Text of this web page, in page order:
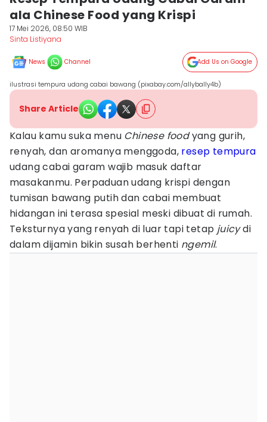
ala Chinese Food yang Krispi
17 Mei 2026, 08:50 WIB
Sinta Listiyana
News Channel Add Us on Google
ilustrasi tempura udang cabai bawang (pixabay.com/allybally4b)
Share Article
Kalau kamu suka menu Chinese foodyang gurih,
renyah, dan aromanya menggoda, resep tempura
udang cabai garam wajib masuk daftar
masakanmu. Perpaduan udang krispi dengan
tumisan bawang putih dan cabai membuat
hidangan ini terasa spesial meski dibuat di rumah.
Teksturnya yang renyah di luar tapi tetap juicydi
dalam dijamin bikin susah berhenti ngemil.